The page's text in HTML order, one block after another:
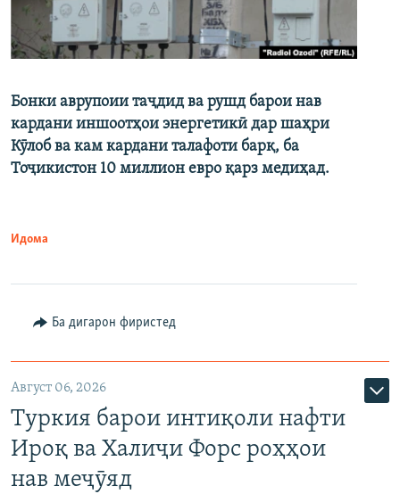
Бонки аврупоии таҷдид ва рушд барои нав
кардани иншоотҳои энергетикӣ дар шаҳри
Кӯлоб ва кам кардани талафоти барқ, ба
Тоҷикистон 10 миллион евро қарз медиҳад.
Идома
Ба дигарон фиристед
Август 06, 2026
Туркия барои интиқоли нафти
Ироқ ва Халиҷи Форс роҳҳои
нав меҷӯяд